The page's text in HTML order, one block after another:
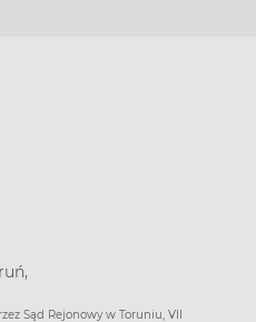
Sąd Rejonowy w Toruniu, VII